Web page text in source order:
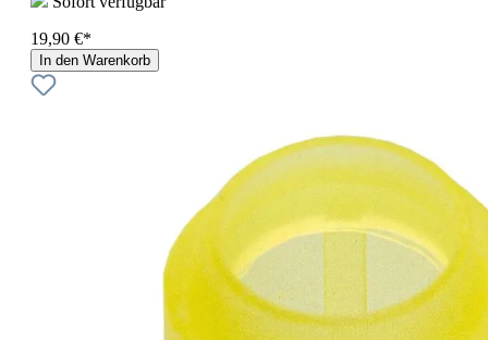
19,90 €*
In den Warenkorb